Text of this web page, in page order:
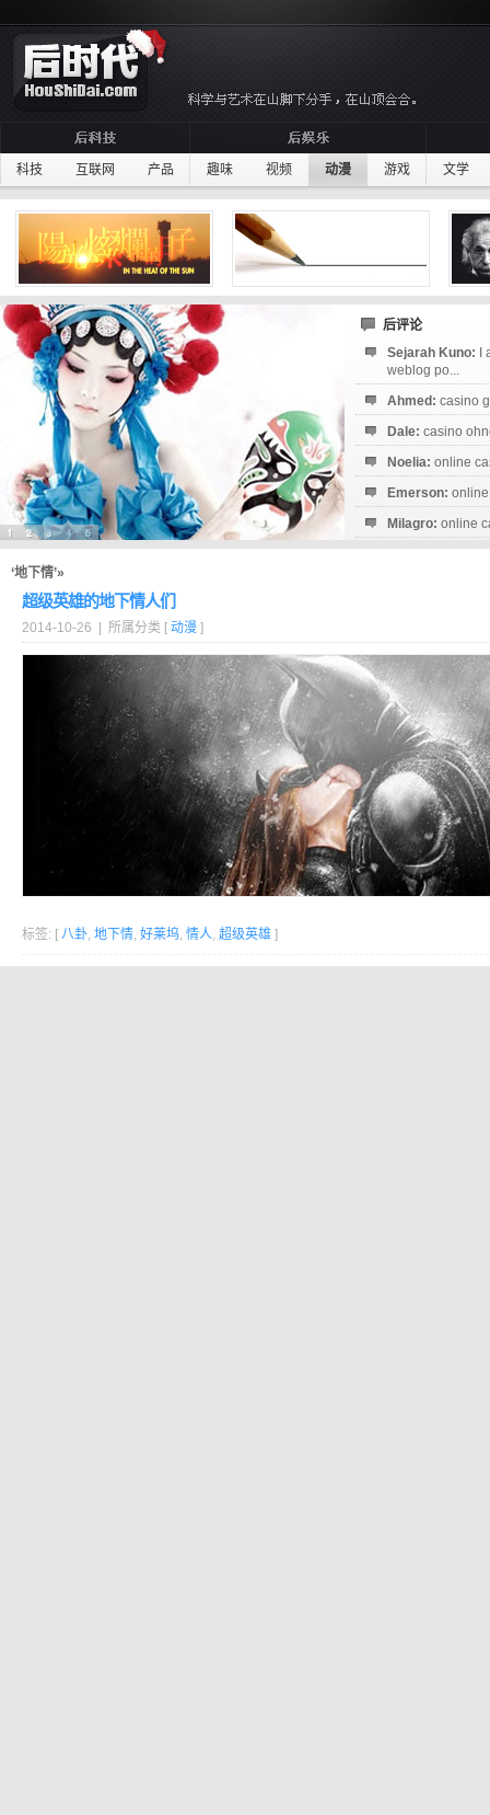
科技 互联网 产品 趣味 视频 动漫 游戏 文学
后评论
Sejarah Kuno:
weblog po...
Ahmed: casino
Dale: casino
Noelia: online
Emerson:
Milagro: online
‘地下情’»
超级英雄的地下情人们
2014-10-26 | 所属分类 [ 动漫 ]
标签: [ 八卦, 地下情, 好莱坞, 情人, 超级英雄 ]